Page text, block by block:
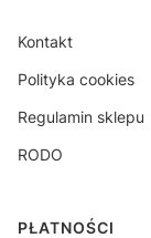
Kontakt
Polityka cookies
Regulamin sklepu
RODO
PŁATNOŚCI